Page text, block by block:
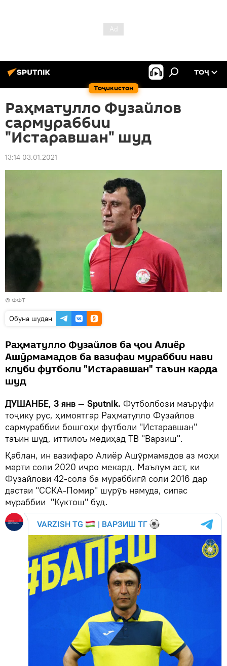
Тоҷикистон
ТОҶ
Раҳматулло Фузайлов
сармураббии
"Истаравшан" шуд
13:14 03.01.2021
© ФФТ
Обуна шудан
Раҳматулло Фузайлов ба ҷои Алиёр
Ашӯрмамадов ба вазифаи мураббии нави
клуби футболи "Истаравшан" таъин карда
шуд
ДУШАНБЕ, 3 янв — Sputnik. Футболбози маъруфи
тоҷику рус, ҳимоятгар Раҳматулло Фузайлов
сармураббии бошгоҳи футболи "Истаравшан"
таъин шуд, иттилоъ медиҳад ТВ "Варзиш".
Қаблан, ин вазифаро Алиёр Ашӯрмамадов аз моҳи
марти соли 2020 иҷро мекард. Маълум аст, ки
Фузайлови 42-сола ба мураббигӣ соли 2016 дар
дастаи "ССКА-Помир" шурӯъ намуда, сипас
мураббии "Куктош" буд.